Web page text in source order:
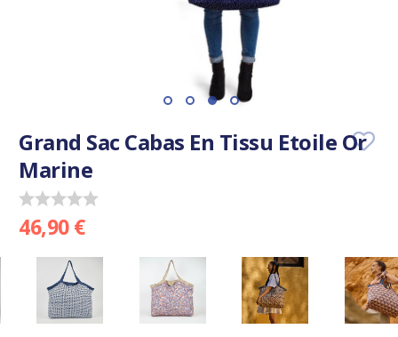
Grand Sac Cabas En Tissu Etoile Or
Marine
46,90 €